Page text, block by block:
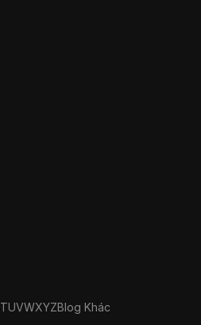
TUVWXYZBlog Khác